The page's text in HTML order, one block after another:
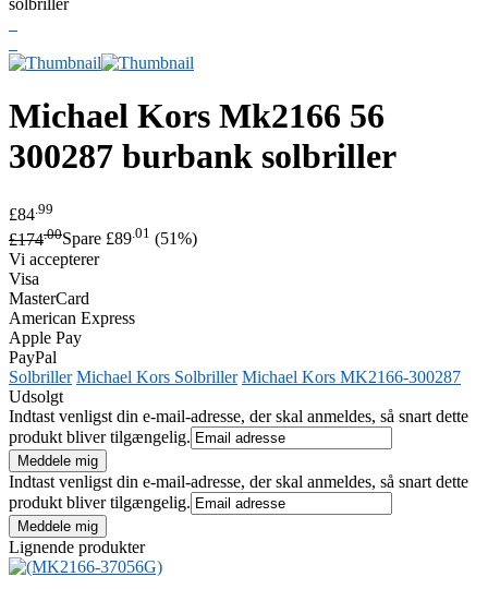
Michael Kors Mk2166 56
300287 burbank solbriller
£84 .99
£174.00Spare £89.01 (51%)
Vi accepterer
Visa
MasterCard
American Express
Apple Pay
PayPal
Solbriller Michael Kors Solbriller Michael Kors MK2166-300287
Udsolgt
Indtast venligst din e-mail-adresse, der skal anmeldes, så snart dette
produkt bliver tilgængelig.
Indtast venligst din e-mail-adresse, der skal anmeldes, så snart dette
produkt bliver tilgængelig.
Lignende produkter